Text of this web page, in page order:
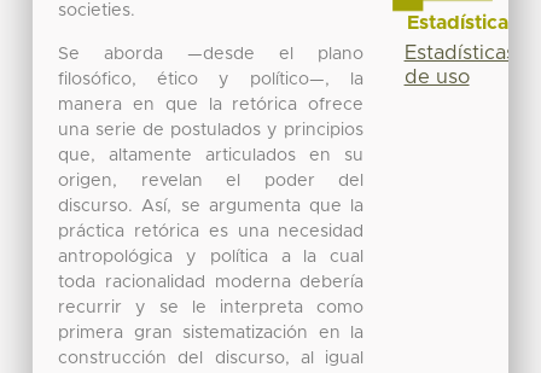
societies.
Se aborda —desde el plano
filosófico, ético y político—, la
manera en que la retórica ofrece
una serie de postulados y principios
que, altamente articulados en su
origen, revelan el poder del
discurso. Así, se argumenta que la
práctica retórica es una necesidad
antropológica y política a la cual
toda racionalidad moderna debería
recurrir y se le interpreta como
primera gran sistematización en la
construcción del discurso, al igual
Estadísticas
Estadísticas
de uso